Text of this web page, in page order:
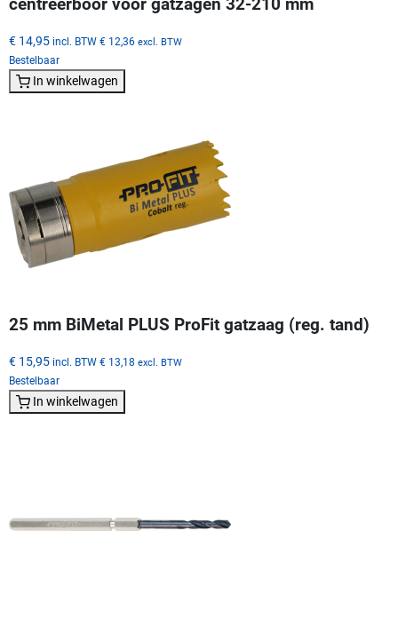
centreerboor voor gatzagen 32-210 mm
€ 14,95 incl. BTW € 12,36 excl. BTW
Bestelbaar
In winkelwagen
25 mm BiMetal PLUS ProFit gatzaag (reg. tand)
€ 15,95 incl. BTW € 13,18 excl. BTW
Bestelbaar
In winkelwagen